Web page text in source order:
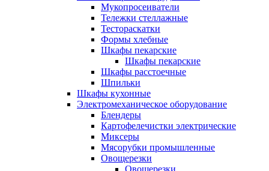
Мукопросеиватели
Тележки стеллажные
Тестораскатки
Формы хлебные
Шкафы пекарские
Шкафы пекарские
Шкафы расстоечные
Шпильки
Шкафы кухонные
Электромеханическое оборудование
Блендеры
Картофелечистки электрические
Миксеры
Мясорубки промышленные
Овощерезки
Овощерезки